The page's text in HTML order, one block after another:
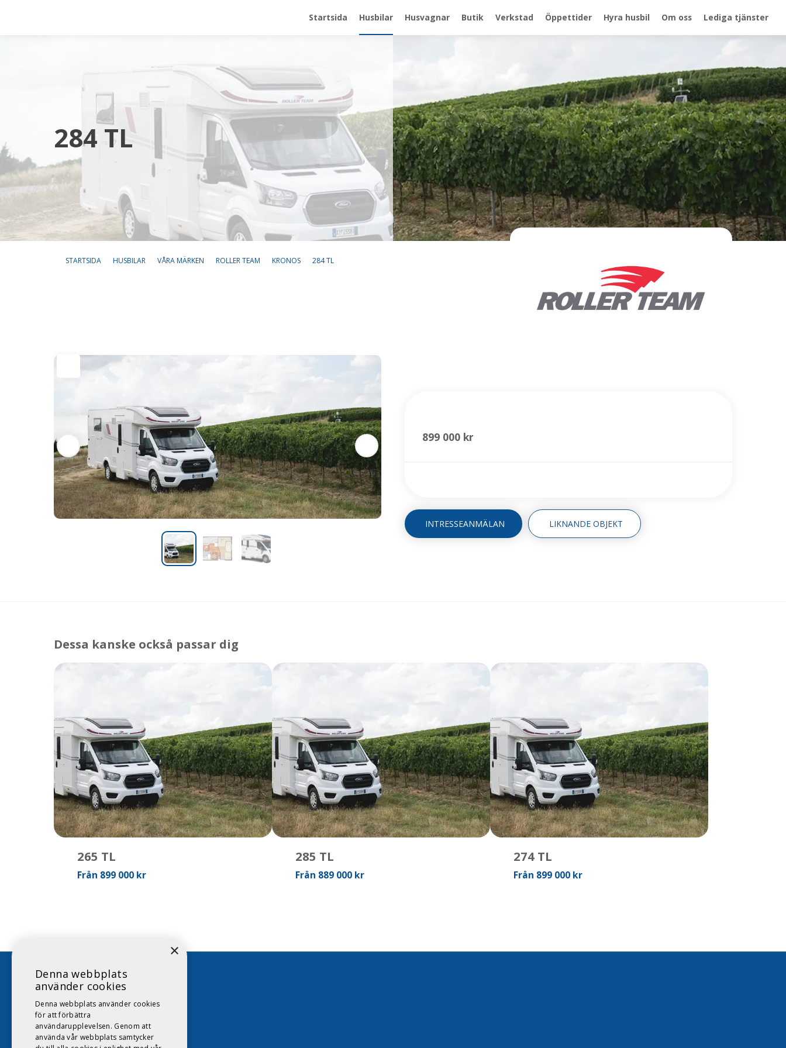
Startsida Husbilar Husvagnar Butik Verkstad Öppettider Hyra husbil Om oss Lediga tjänster
284 TL
STARTSIDA HUSBILAR VÅRA MÄRKEN ROLLER TEAM KRONOS 284 TL
899 000 kr
INTRESSEANMÄLAN LIKNANDE OBJEKT
Dessa kanske också passar dig
265 TL
Från 899 000 kr
285 TL
Från 889 000 kr
274 TL
Från 899 000 kr
011-16 88 16
info@dags.se
×
Denna webbplats
använder cookies
Denna webbplats använder cookies
för att förbättra
användarupplevelsen. Genom att
använda vår webbplats samtycker